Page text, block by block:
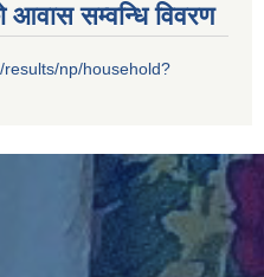
आवास सम्वन्धि विवरण
np/household?